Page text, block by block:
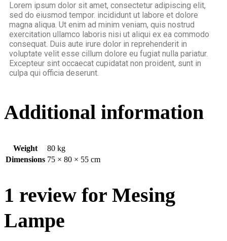
Lorem ipsum dolor sit amet, consectetur adipiscing elit,
sed do eiusmod tempor. incididunt ut labore et dolore
magna aliqua. Ut enim ad minim veniam, quis nostrud
exercitation ullamco laboris nisi ut aliqui ex ea commodo
consequat. Duis aute irure dolor in reprehenderit in
voluptate velit esse cillum dolore eu fugiat nulla pariatur.
Excepteur sint occaecat cupidatat non proident, sunt in
culpa qui officia deserunt.
Additional information
Weight
80 kg
Dimensions 75 × 80 × 55 cm
1 review for Mesing
Lampe